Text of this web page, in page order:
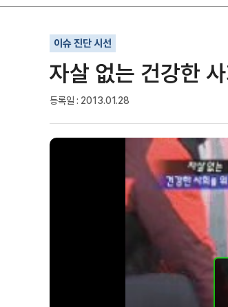
이슈 진단 시선
자살 없는 건강한
등록일 : 2013.01.28
기사인쇄
글자확대
글자축소